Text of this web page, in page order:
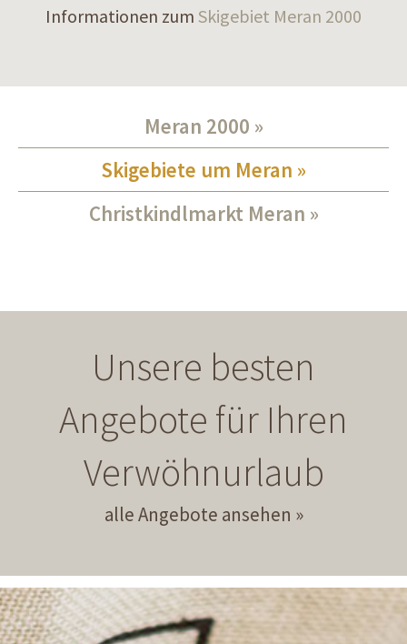
Informationen zum Skigebiet Meran 2000
Meran 2000
Skigebiete um Meran
Christkindlmarkt Meran
Unsere besten
Angebote für Ihren
Verwöhnurlaub
alle Angebote ansehen